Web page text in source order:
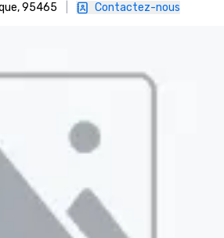
95465 Contactez-nous